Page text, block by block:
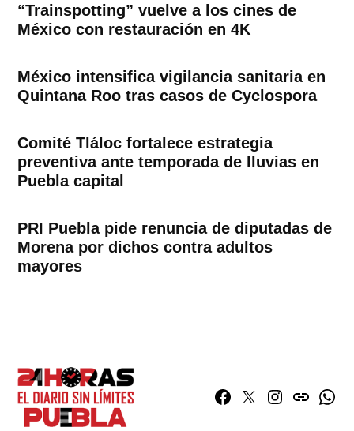
“Trainspotting” vuelve a los cines de
México con restauración en 4K
México intensifica vigilancia sanitaria en
Quintana Roo tras casos de Cyclospora
Comité Tláloc fortalece estrategia
preventiva ante temporada de lluvias en
Puebla capital
PRI Puebla pide renuncia de diputadas de
Morena por dichos contra adultos
mayores
Facebook
TwitterInstagram
issuu